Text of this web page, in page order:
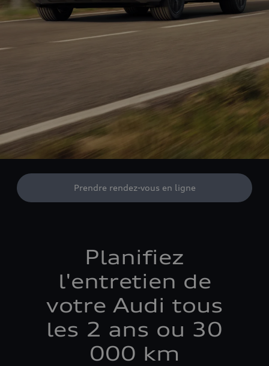
Prendre rendez-vous en ligne
Planifiez
l'entretien de
votre Audi tous
les 2 ans ou 30
000 km